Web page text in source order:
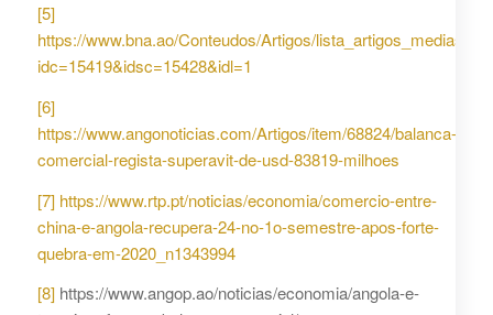
[5]
https://www.bna.ao/Conteudos/Artigos/
idc=15419&idsc=15428&idl=1
[6]
https://www.angonoticias.com/Artigos/item/68824/balanca-
comercial-regista-superavit-de-usd-83819-milhoes
[7] https://www.rtp.pt/noticias/economia/comercio-entre-
china-e-angola-recupera-24-no-1o-semestre-apos-forte-
quebra-em-2020_n1343994
[8]https://www.angop.ao/noticias/economia/angola-e-